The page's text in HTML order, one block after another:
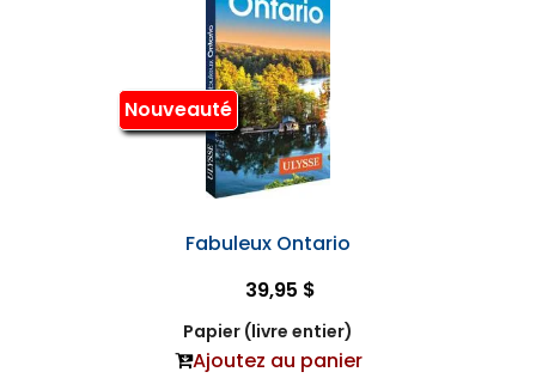
Nouveauté
Fabuleux Ontario
39,95 $
Papier (livre entier)
Ajoutez au panier